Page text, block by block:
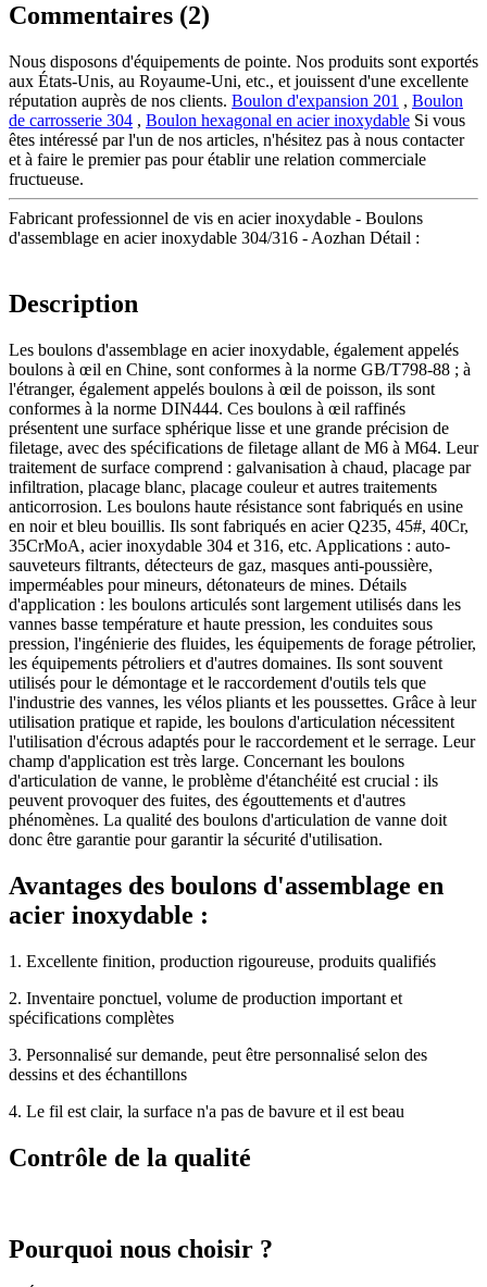
Commentaires (2)
Nous disposons d'équipements de pointe. Nos produits sont exportés
aux États-Unis, au Royaume-Uni, etc., et jouissent d'une excellente
réputation auprès de nos clients. Boulon d'expansion 201 , Boulon
de carrosserie 304 , Boulon hexagonal en acier inoxydable Si vous
êtes intéressé par l'un de nos articles, n'hésitez pas à nous contacter
et à faire le premier pas pour établir une relation commerciale
fructueuse.
Fabricant professionnel de vis en acier inoxydable - Boulons
d'assemblage en acier inoxydable 304/316 - Aozhan Détail :
Description
Les boulons d'assemblage en acier inoxydable, également appelés
boulons à œil en Chine, sont conformes à la norme GB/T798-88 ; à
l'étranger, également appelés boulons à œil de poisson, ils sont
conformes à la norme DIN444. Ces boulons à œil raffinés
présentent une surface sphérique lisse et une grande précision de
filetage, avec des spécifications de filetage allant de M6 à M64. Leur
traitement de surface comprend : galvanisation à chaud, placage par
infiltration, placage blanc, placage couleur et autres traitements
anticorrosion. Les boulons haute résistance sont fabriqués en usine
en noir et bleu bouillis. Ils sont fabriqués en acier Q235, 45#, 40Cr,
35CrMoA, acier inoxydable 304 et 316, etc. Applications : auto-
sauveteurs filtrants, détecteurs de gaz, masques anti-poussière,
imperméables pour mineurs, détonateurs de mines. Détails
d'application : les boulons articulés sont largement utilisés dans les
vannes basse température et haute pression, les conduites sous
pression, l'ingénierie des fluides, les équipements de forage pétrolier,
les équipements pétroliers et d'autres domaines. Ils sont souvent
utilisés pour le démontage et le raccordement d'outils tels que
l'industrie des vannes, les vélos pliants et les poussettes. Grâce à leur
utilisation pratique et rapide, les boulons d'articulation nécessitent
l'utilisation d'écrous adaptés pour le raccordement et le serrage. Leur
champ d'application est très large. Concernant les boulons
d'articulation de vanne, le problème d'étanchéité est crucial : ils
peuvent provoquer des fuites, des égouttements et d'autres
phénomènes. La qualité des boulons d'articulation de vanne doit
donc être garantie pour garantir la sécurité d'utilisation.
Avantages des boulons d'assemblage en
acier inoxydable :
1. Excellente finition, production rigoureuse, produits qualifiés
2. Inventaire ponctuel, volume de production important et
spécifications complètes
3. Personnalisé sur demande, peut être personnalisé selon des
dessins et des échantillons
4. Le fil est clair, la surface n'a pas de bavure et il est beau
Contrôle de la qualité
Pourquoi nous choisir ?